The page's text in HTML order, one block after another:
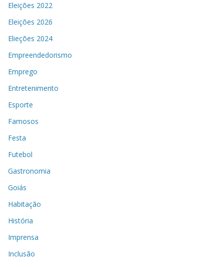
Eleições 2022
Eleições 2026
Elieções 2024
Empreendedorismo
Emprego
Entretenimento
Esporte
Famosos
Festa
Futebol
Gastronomia
Goiás
Habitação
História
Imprensa
Inclusão